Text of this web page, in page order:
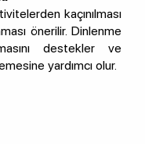
kaçınılması
önerilir. Dinlenme
destekler ve
yardımcı olur.